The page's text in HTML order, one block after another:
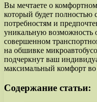
Вы мечтаете о
который будет полностью
потребностям и
уникальную возможность
совершенном
на обшивке
подчеркнут ваш
максимальный комфорт во
Содержание статьи: